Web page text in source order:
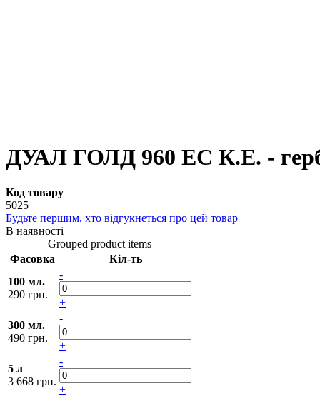
ДУАЛ ГОЛД 960 ЕС К.Е. -
Код товару
5025
Будьте першим, хто відгукнеться про цей товар
В наявності
Grouped product items
Фасовка
Кіл-ть
100 мл.
290 грн.
-
+
300 мл.
490 грн.
-
+
5 л
3 668 грн.
-
+